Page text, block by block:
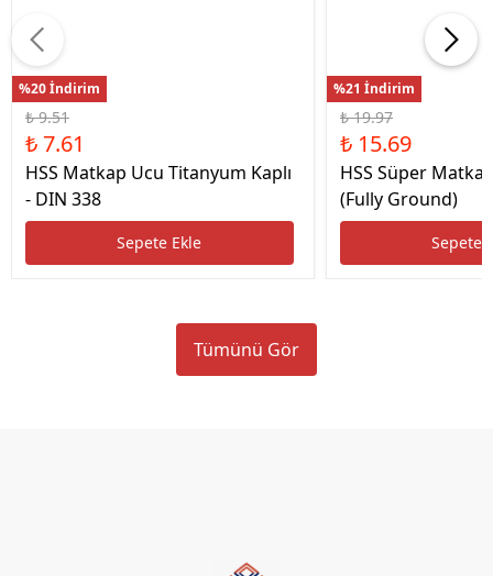
%20 İndirim
₺ 9.51
₺ 7.61
HSS Matkap Ucu Titanyum Kaplı
- DIN 338
Sepete Ekle
%21 İndirim
₺ 19.97
₺ 15.69
HSS Süper
(Fully Ground)
Sepete
Tümünü Gör